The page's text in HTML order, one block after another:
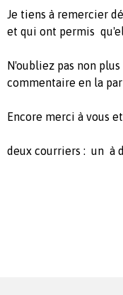
Je tiens à remercier
et qui ont permis
N'oubliez pas non
commentaire en la
Encore merci à vous
deux courriers : un à